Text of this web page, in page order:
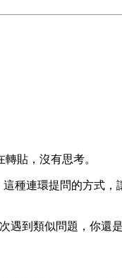
貼，沒有思考。
種連環提問的方式
遇到類似問題，你還